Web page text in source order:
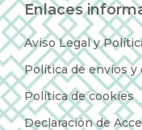
Enlaces
Aviso Legal y
Política de envíos y
Política de cookies
Declaración de